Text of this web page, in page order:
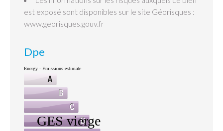
est exposé sont disponibles sur le site Géorisques :
www.georisques.gouv.fr
Dpe